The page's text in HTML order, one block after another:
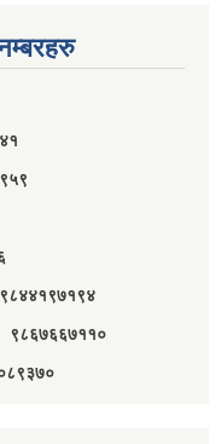
९८४४१९७१९४
- ९८६७६६७११०